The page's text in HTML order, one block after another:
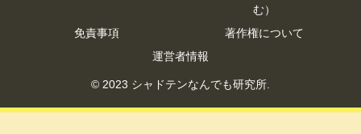
む）
免責事項
著作権について
運営者情報
© 2023 シャドテンなんでも研究所.